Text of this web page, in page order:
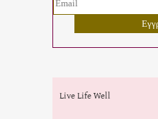
Live Life Well